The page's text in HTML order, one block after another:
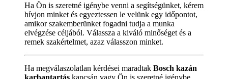
Ha Ön is szeretné igénybe venni a segítségünket, kérem
hívjon minket és egyeztessen le velünk egy időpontot,
amikor szakemberünket fogadni tudja a munka
elvégzése céljából. Válassza a kiváló minőséget és a
remek szakértelmet, azaz válasszon minket.
Ha megválaszolatlan kérdései maradtak Bosch kazán
karbantartás kapcsán vagy Ön is szeretné igénybe